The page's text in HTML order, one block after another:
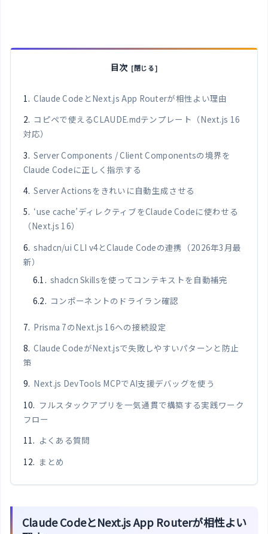
目次
Claude CodeとNext.js App Routerが相性よい理由
コピペで使えるCLAUDE.mdテンプレート（Next.js 16
対応）
Server Components / Client Componentsの境界を
Claude Codeに正しく指示する
Server Actionsをきれいに自動生成させる
‘use cache’ディレクティブをClaude Codeに使わせる
（Next.js 16）
shadcn/ui CLI v4とClaude Codeの連携（2026年3月最
新）
shadcn Skillsを使ってコンテキストを自動補完
コンポーネントのドライラン確認
Prisma 7のNext.js 16への接続設定
Claude CodeがNext.jsで失敗しやすいパターンと防止
策
Next.js DevTools MCPでAI支援デバッグを使う
フルスタックアプリを一気通貫で構築する実践ワーク
フロー
よくある質問
まとめ
Claude CodeとNext.js App Routerが相性よい